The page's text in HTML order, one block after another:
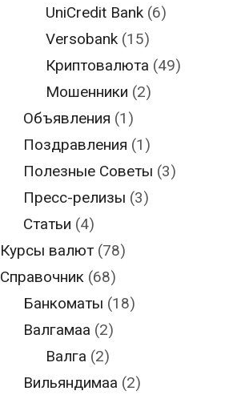
UniCredit Bank (6)
Versobank (15)
Криптовалюта (49)
Мошенники (2)
Объявления (1)
Поздравления (1)
Полезные Советы (3)
Пресс-релизы (3)
Статьи (4)
Курсы валют (78)
Справочник (68)
Банкоматы (18)
Валгамаа (2)
Валга (2)
Вильяндимаа (2)